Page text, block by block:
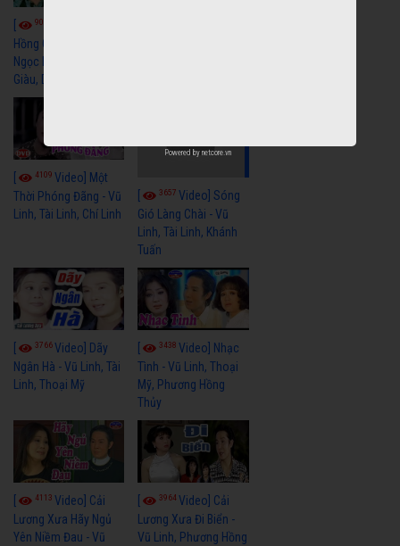
9055
Hồng Cài Áo - Vũ Linh,
Ngọc Huyền, Ngọc
Giàu, Diệp Lang
4109 Video] Một
Thời Phóng Đãng - Vũ
Linh, Tài Linh, Chí Linh
3657Video] Sóng
Gió Làng Chài - Vũ
Linh, Tài Linh, Khánh
Tuấn
3766Video] Dãy
Ngân Hà - Vũ Linh, Tài
Linh, Thoại Mỹ
3438Video] Nhạc
Tình - Vũ Linh, Thoại
Mỹ, Phương Hồng
Thủy
4113 Video] Cải
Lương Xưa Hãy Ngủ
Yên Niềm Đau - Vũ
3964Video] Cải
Lương Xưa Đi Biển -
Vũ Linh, Phương Hồng
Powered by netcore.vn